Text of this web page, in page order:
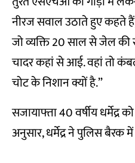
नीरज सवाल उठाते हुए कहते
जो व्यक्ति 20 साल से जेल
चादर कहां से आई. वहां तो
चोट के निशान क्यों है.”
सजायाफ्ता 40 वर्षीय
अनुसार, धर्मेद्र ने पुलिस बैरक